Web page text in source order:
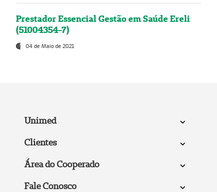
Prestador Essencial Gestão em Saúde Ereli
(51004354-7)
04 de Maio de 2021
Unimed
Clientes
Área do Cooperado
Fale Conosco